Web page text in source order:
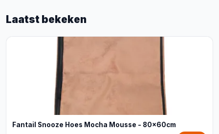
Laatst bekeken
Fantail Snooze Hoes Mocha Mousse - 80x60cm